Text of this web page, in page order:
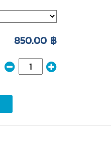
850.00 ฿